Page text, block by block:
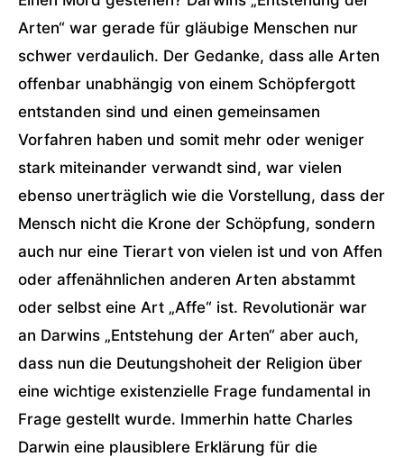
Arten“ war gerade für gläubige Menschen nur
schwer verdaulich. Der Gedanke, dass alle Arten
offenbar unabhängig von einem Schöpfergott
entstanden sind und einen gemeinsamen
Vorfahren haben und somit mehr oder weniger
stark miteinander verwandt sind, war vielen
ebenso unerträglich wie die Vorstellung, dass der
Mensch nicht die Krone der Schöpfung, sondern
auch nur eine Tierart von vielen ist und von Affen
oder affenähnlichen anderen Arten abstammt
oder selbst eine Art „Affe“ ist. Revolutionär war
an Darwins „Entstehung der Arten“ aber auch,
dass nun die Deutungshoheit der Religion über
eine wichtige existenzielle Frage fundamental in
Frage gestellt wurde. Immerhin hatte Charles
Darwin eine plausiblere Erklärung für die